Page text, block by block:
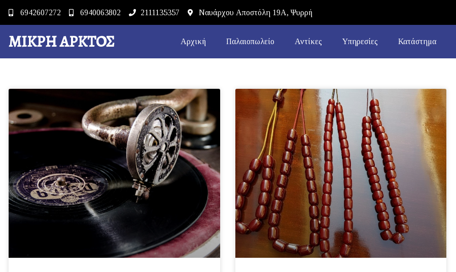
6942607272 6940063802 2111135357 Ναυάρχου Αποστόλη 19Α, Ψυρρή
ΜΙΚΡΉ ΆΡΚΤΟΣ Αρχική Παλαιοπωλείο Αντίκες Υπηρεσίες Κατάστημα